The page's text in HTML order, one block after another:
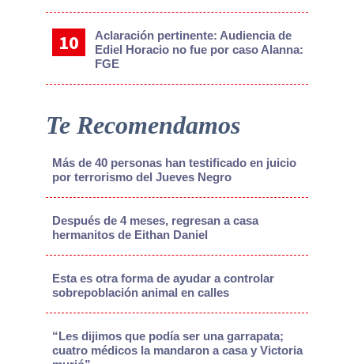
Aclaración pertinente: Audiencia de
Ediel Horacio no fue por caso Alanna:
FGE
Te Recomendamos
Más de 40 personas han testificado en juicio
por terrorismo del Jueves Negro
Después de 4 meses, regresan a casa
hermanitos de Eithan Daniel
Esta es otra forma de ayudar a controlar
sobrepoblación animal en calles
“Les dijimos que podía ser una garrapata;
cuatro médicos la mandaron a casa y Victoria